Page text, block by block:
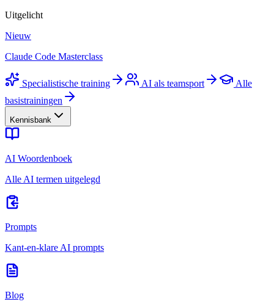
Uitgelicht
Nieuw
Claude Code Masterclass
Specialistische training AI als teamsport
Alle
basistrainingen
Kennisbank
AI Woordenboek
Alle AI termen uitgelegd
Prompts
Kant-en-klare AI prompts
Blog